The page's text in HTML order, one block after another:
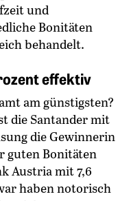
und
Bonitäten
behandelt.
effektiv
am günstigsten?
die Santander mit
die Gewinnerin
guten Bonitäten
Austria mit 7,6
haben notorisch